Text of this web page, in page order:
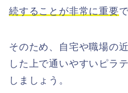
続することが非常に重要
そのため、自宅や職場の
した上で通いやすいピラ
しましょう。